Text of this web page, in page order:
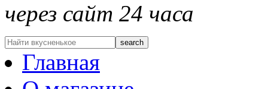
через сайт 24 часа
Главная